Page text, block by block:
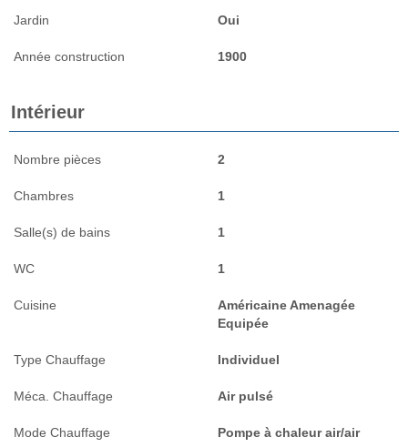
Jardin Oui
Année construction 1900
Intérieur
Nombre pièces 2
Chambres 1
Salle(s) de bains 1
WC 1
Cuisine
Américaine Amenagée
Equipée
Type Chauffage Individuel
Méca. Chauffage Air pulsé
Mode Chauffage Pompe à chaleur air/air